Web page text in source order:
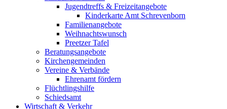
Jugendtreffs & Freizeitangebote
Kinderkarte Amt Schrevenborn
Familienangebote
Weihnachtswunsch
Preetzer Tafel
Beratungsangebote
Kirchengemeinden
Vereine & Verbände
Ehrenamt fördern
Flüchtlingshilfe
Schiedsamt
Wirtschaft & Verkehr